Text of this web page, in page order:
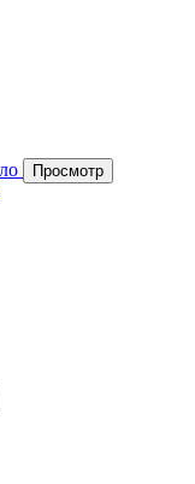
Просмотр